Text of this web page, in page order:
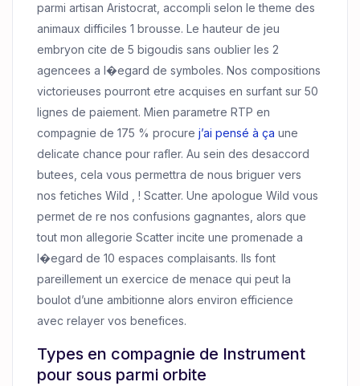
parmi artisan Aristocrat, accompli selon le theme des
animaux difficiles 1 brousse. Le hauteur de jeu
embryon cite de 5 bigoudis sans oublier les 2
agencees a l�egard de symboles. Nos compositions
victorieuses pourront etre acquises en surfant sur 50
lignes de paiement. Mien parametre RTP en
compagnie de 175 % procurej’ai pensé à ça une
delicate chance pour rafler. Au sein des desaccord
butees, cela vous permettra de nous briguer vers
nos fetiches Wild , ! Scatter. Une apologue Wild vous
permet de re nos confusions gagnantes, alors que
tout mon allegorie Scatter incite une promenade a
l�egard de 10 espaces complaisants. Ils font
pareillement un exercice de menace qui peut la
boulot d’une ambitionne alors environ efficience
avec relayer vos benefices.
Types en compagnie de Instrument
pour sous parmi orbite